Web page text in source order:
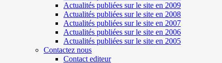
Actualités publiées sur le site en 2009
Actualités publiées sur le site en 2008
Actualités publiées sur le site en 2007
Actualités publiées sur le site en 2006
Actualités publiées sur le site en 2005
Contactez nous
Contact editeur